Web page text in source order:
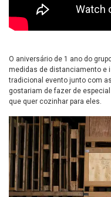
O aniversário de 1 ano do
medidas de distanciamento e
tradicional evento junto com
gostariam de fazer de especial
que quer cozinhar para eles.